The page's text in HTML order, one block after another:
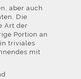
aber auch
Die
Art der
Portion an
triviales
mit